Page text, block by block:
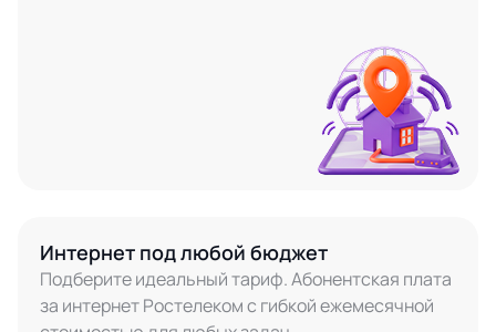
Интернет под любой бюджет
Подберите идеальный тариф. Абонентская плата
за интернет Ростелеком с гибкой ежемесячной